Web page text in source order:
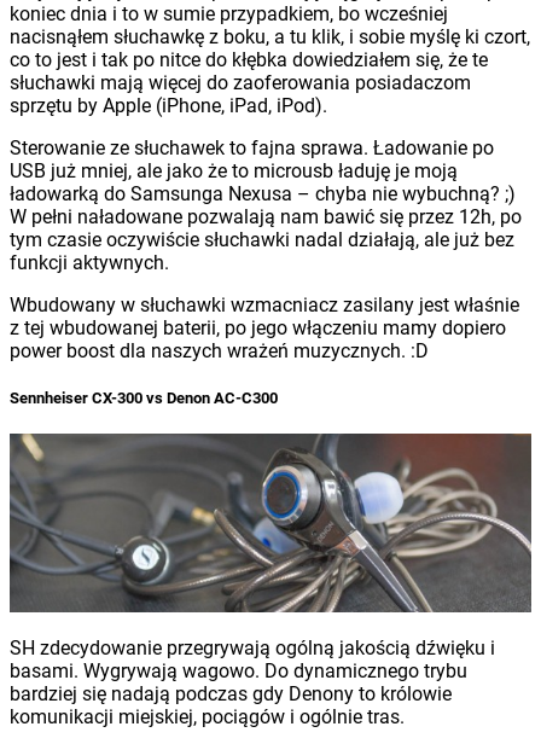
koniec dnia i to w sumie przypadkiem, bo wcześniej
nacisnąłem słuchawkę z boku, a tu klik, i sobie myślę ki czort,
co to jest i tak po nitce do kłębka dowiedziałem się, że te
słuchawki mają więcej do zaoferowania posiadaczom
sprzętu by Apple (iPhone, iPad, iPod).
Sterowanie ze słuchawek to fajna sprawa. Ładowanie po
USB już mniej, ale jako że to microusb ładuję je moją
ładowarką do Samsunga Nexusa – chyba nie wybuchną? ;)
W pełni naładowane pozwalają nam bawić się przez 12h, po
tym czasie oczywiście słuchawki nadal działają, ale już bez
funkcji aktywnych.
Wbudowany w słuchawki wzmacniacz zasilany jest właśnie
z tej wbudowanej baterii, po jego włączeniu mamy dopiero
power boost dla naszych wrażeń muzycznych. :D
Sennheiser CX-300 vs Denon AC-C300
SH zdecydowanie przegrywają ogólną jakością dźwięku i
basami. Wygrywają wagowo. Do dynamicznego trybu
bardziej się nadają podczas gdy Denony to królowie
komunikacji miejskiej, pociągów i ogólnie tras.